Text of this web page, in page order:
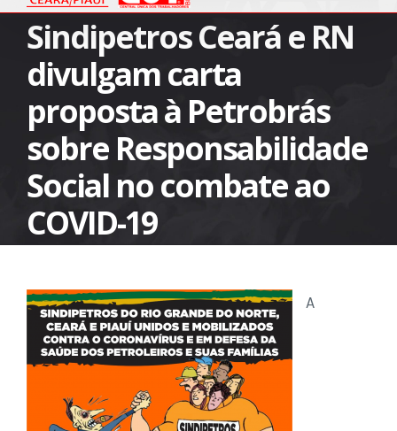
Sindipetros Ceará e RN
divulgam carta
proposta à Petrobrás
sobre Responsabilidade
Social no combate ao
COVID-19
A